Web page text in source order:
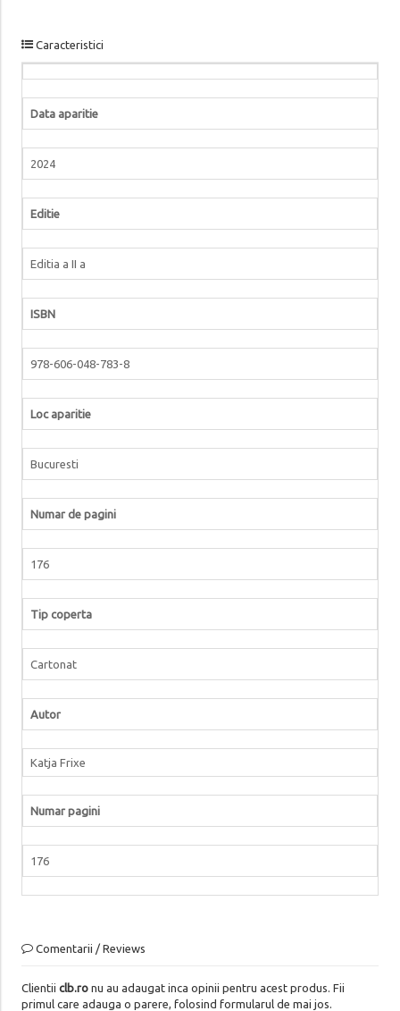
Caracteristici
Data aparitie
2024
Editie
Editia a II a
ISBN
978-606-048-783-8
Loc aparitie
Bucuresti
Numar de pagini
176
Tip coperta
Cartonat
Autor
Katja Frixe
Numar pagini
176
Comentarii / Reviews
Clientii clb.ronu au adaugat inca opinii pentru acest produs. Fii
primul care adauga o parere, folosind formularul de mai jos.